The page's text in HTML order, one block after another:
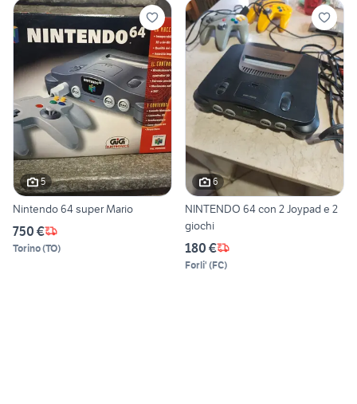
5
Nintendo 64 super Mario
750 €
Torino(TO)
6
NINTENDO 64 con 2 Joypad e 2
giochi
180 €
Forli' (FC)